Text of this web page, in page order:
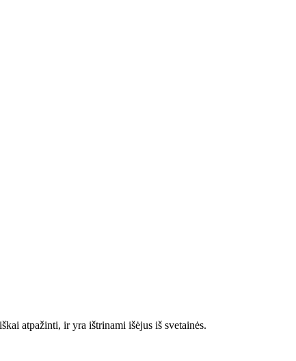
atpažinti, ir yra ištrinami išėjus iš svetainės.